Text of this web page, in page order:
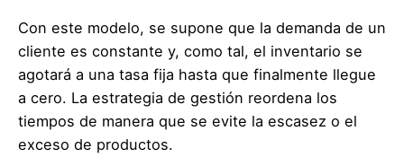
Con este modelo, se supone que la demanda de un
cliente es constante y, como tal, el inventario se
agotará a una tasa fija hasta que finalmente llegue
a cero. La estrategia de gestión reordena los
tiempos de manera que se evite la escasez o el
exceso de productos.